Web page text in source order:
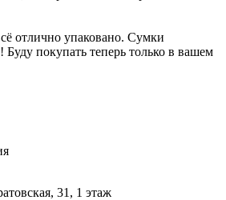
отлично упаковано. Сумки
Буду покупать теперь только в вашем
31, 1 этаж